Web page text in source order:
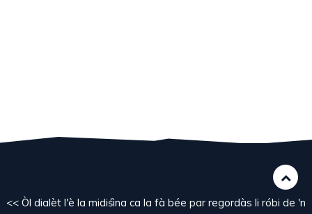
<< Òl dialèt l'è la midiśìna ca la fà bée par regordàs li róbi de 'n